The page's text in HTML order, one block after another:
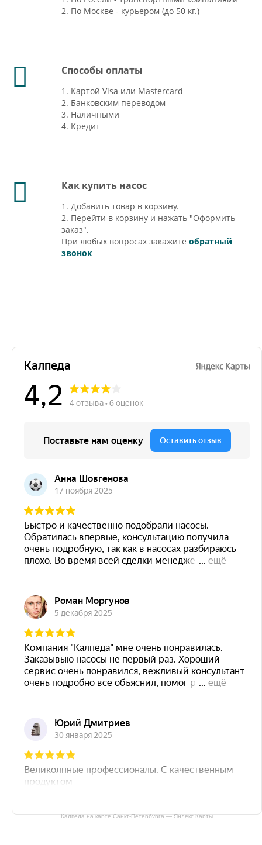
2. По Москве - курьером (до 50 кг.)
Способы оплаты
1. Картой Visa или Mastercard
2. Банковским переводом
3. Наличными
4. Кредит
Как купить насос
1. Добавить товар в корзину.
2. Перейти в корзину и нажать "Оформить
заказ".
При любых вопросах закажите обратный
звонок
Калпеда на карте Санкт‑Петербурга — Яндекс Карты